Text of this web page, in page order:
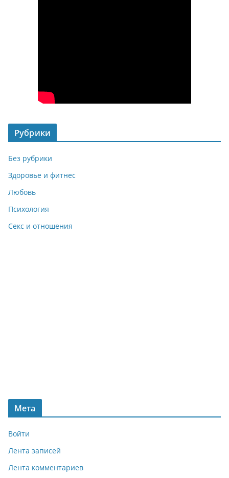
Рубрики
Без рубрики
Здоровье и фитнес
Любовь
Психология
Секс и отношения
Мета
Войти
Лента записей
Лента комментариев